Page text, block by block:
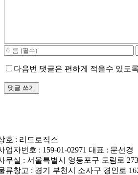
다음번 댓글은 편하게 적을수 있도
호 : 리드로직스
업자번호 : 159-01-02971 대표 : 문선경
무실 : 서울특별시 영등포구 도림로
류창고 : 경기 부천시 소사구 경인로